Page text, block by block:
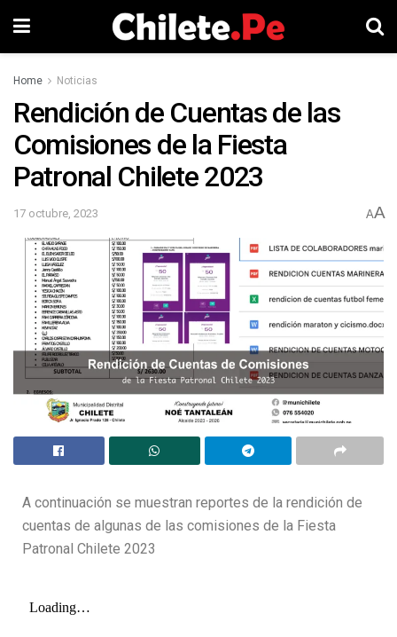
Home Noticias
Rendición de Cuentas de las
Comisiones de la Fiesta
Patronal Chilete 2023
17 octubre, 2023 AA
A continuación se muestran reportes de la rendición de
cuentas de algunas de las comisiones de la Fiesta
Patronal Chilete 2023